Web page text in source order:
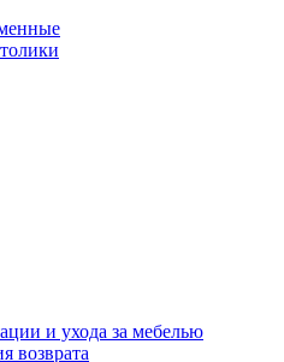
и ухода за мебелью
возврата